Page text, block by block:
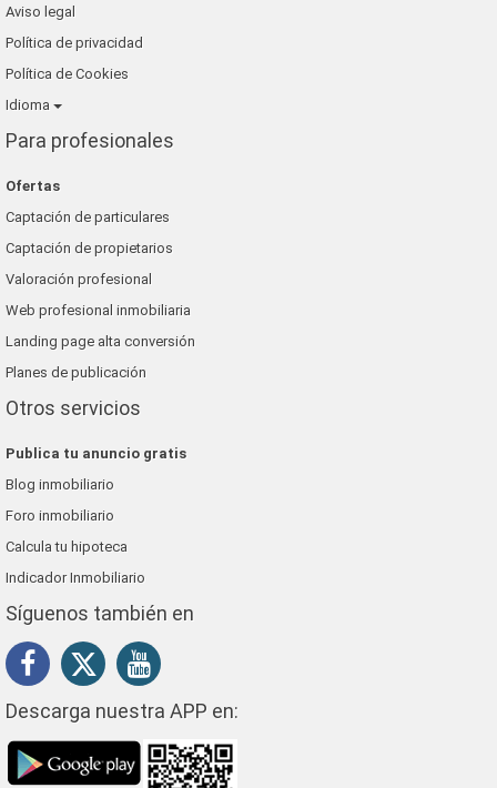
Aviso legal
Política de privacidad
Política de Cookies
Idioma
Para profesionales
Ofertas
Captación de particulares
Captación de propietarios
Valoración profesional
Web profesional inmobiliaria
Landing page alta conversión
Planes de publicación
Otros servicios
Publica tu anuncio gratis
Blog inmobiliario
Foro inmobiliario
Calcula tu hipoteca
Indicador Inmobiliario
Síguenos también en
Descarga nuestra APP en: